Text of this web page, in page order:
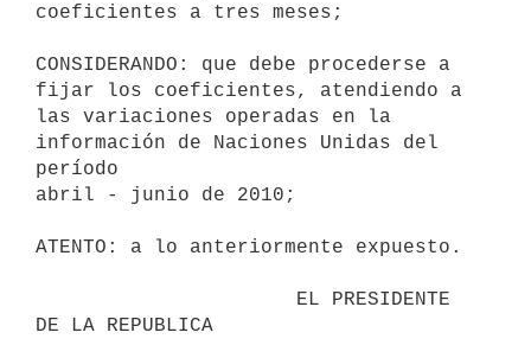
coeficientes a tres meses;
CONSIDERANDO: que debe procederse a
fijar los coeficientes, atendiendo a
las variaciones operadas en la
información de Naciones Unidas del
período
abril - junio de 2010;
ATENTO: a lo anteriormente expuesto.
DE LA REPUBLICA